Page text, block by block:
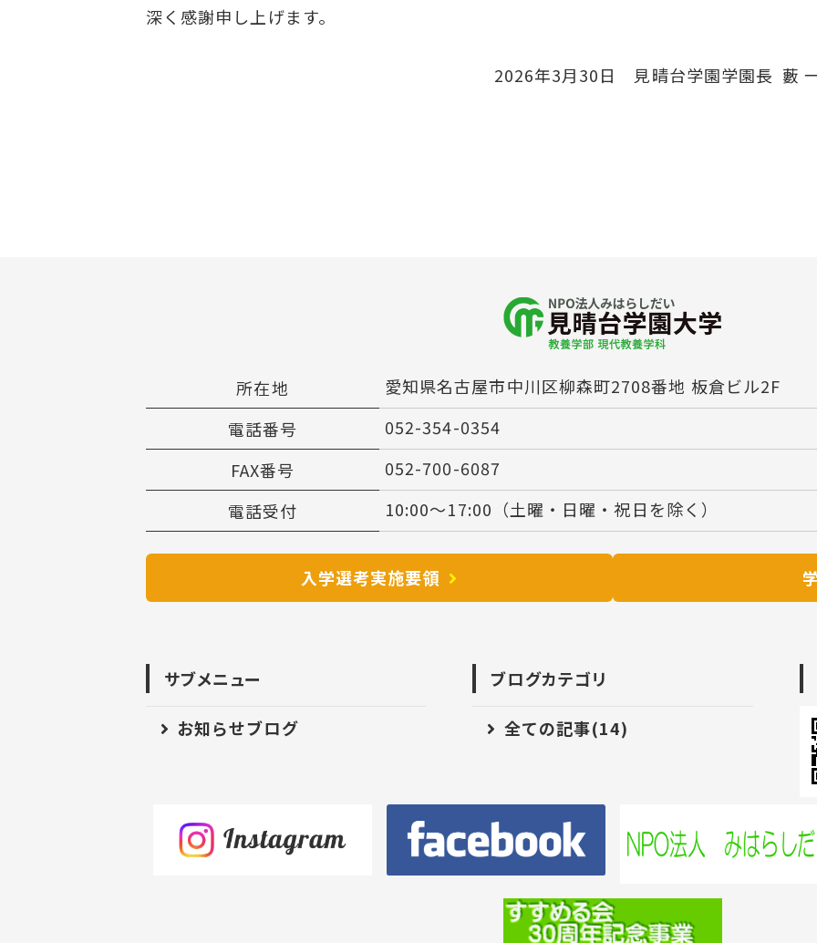
深く感謝申し上げます。
2026年3月30日 見晴台学園学園長 藪 一
所在地
愛知県名古屋市中川区柳森町2708番地 板倉ビル2F
電話番号
052-354-0354
FAX番号
052-700-6087
電話受付
10:00～17:00（土曜・日曜・祝日を除く）
入学選考実施要領
サブメニュー
お知らせブログ
ブログカテゴリ
全ての記事(14)